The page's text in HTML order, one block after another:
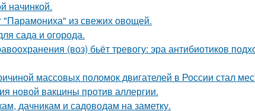
начинкой.
из свежих овощей.
сада и огорода.
(воз) бьёт тревогу: эра антибиотиков
массовых поломок двигателей в России стал
новой вакцины против аллергии.
дачникам и садоводам на заметку.